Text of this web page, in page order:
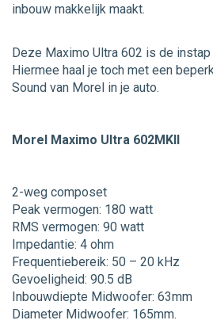
inbouw makkelijk maakt.
Deze Maximo Ultra 602 is de
Hiermee haal je toch met een
Sound van Morel in je auto.
Morel Maximo Ultra 602MKII
2-weg composet
Peak vermogen: 180 watt
RMS vermogen: 90 watt
Impedantie: 4 ohm
Frequentiebereik: 50 – 20 kHz
Gevoeligheid: 90.5 dB
Inbouwdiepte Midwoofer: 63mm
Diameter Midwoofer: 165mm.